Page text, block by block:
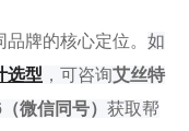
牌的核心定位。 如
选型 ，可咨询艾丝特
（微信同号） 获取帮